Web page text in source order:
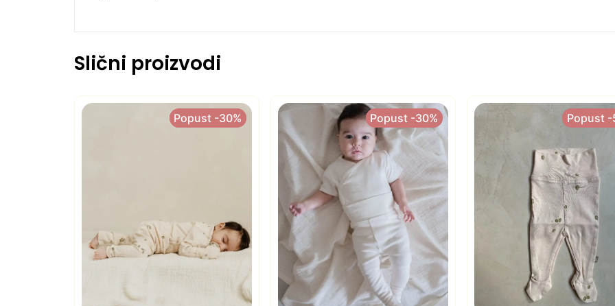
Slični proizvodi
Popust -30%
Popust -30% Popust -30%
Popust -30% Popust -
Popust -